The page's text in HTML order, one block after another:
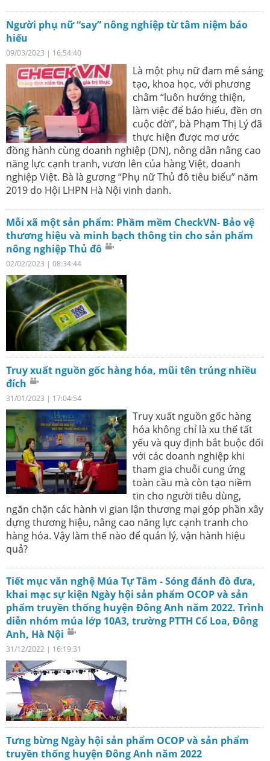
Người phụ nữ “say” nông nghiệp từ tâm niệm báo
hiếu
09/03/2023 | 16:54:40
Là một phụ nữ đam mê sáng
tạo, khoa học, với phương
châm “luôn hướng thiện,
làm việc để báo hiếu, đền ơn
cuộc đời”, bà Phạm Thị Lý đã
thực hiện được mơ ước
đồng hành cùng doanh nghiệp (DN), nông dân nâng cao
năng lực cạnh tranh, vươn lên của hàng Việt, doanh
nghiệp Việt. Bà là gương “Phụ nữ Thủ đô tiêu biểu” năm
2019 do Hội LHPN Hà Nội vinh danh.
Mỗi xã một sản phẩm: Phầm mềm CheckVN- Bảo vệ
thương hiệu và minh bạch thông tin cho sản phẩm
nông nghiệp Thủ đô
02/02/2023 | 08:34:44
Truy xuất nguồn gốc hàng hóa, mũi tên trúng nhiều
đích
31/01/2023 | 17:04:54
Truy xuất nguồn gốc hàng
hóa không chỉ là xu thế tất
yếu và quy định bắt buộc đối
với các doanh nghiệp khi
tham gia chuỗi cung ứng
toàn cầu mà còn tạo niềm
tin cho người tiêu dùng,
ngăn chặn các hành vi gian lận thương mại góp phần xây
dựng thương hiệu, nâng cao năng lực cạnh tranh cho
hàng hóa. Vậy làm thế nào để quản lý, vận hành hiệu
quả?
Tiết mục văn nghệ Múa Tự Tâm - Sóng đánh đò đưa,
khai mạc sự kiện Ngày hội sản phẩm OCOP và sản
phẩm truyền thống huyện Đông Anh năm 2022. Trình
diễn nhóm múa lớp 10A3, trường PTTH Cổ Loa, Đông
Anh, Hà Nội
31/12/2022 | 16:19:31
Tưng bừng Ngày hội sản phẩm OCOP và sản phẩm
truyền thống huyện Đông Anh năm 2022